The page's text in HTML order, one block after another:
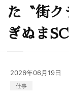
た〝街
ぎぬま
2026年06月19日
仕事